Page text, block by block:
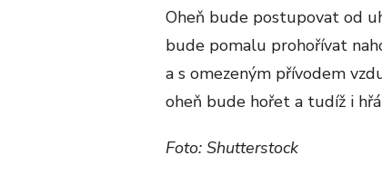
Oheň bude postupovat od
bude pomalu prohořívat
a s omezeným přívodem
oheň bude hořet a tudíž i
Foto: Shutterstock